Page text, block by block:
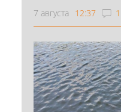
7 августа 12:37 1